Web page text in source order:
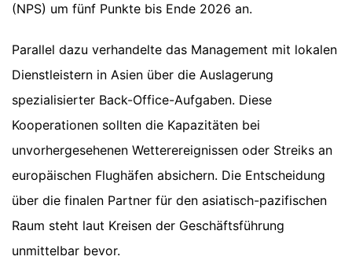
(NPS) um fünf Punkte bis Ende 2026 an.
Parallel dazu verhandelte das Management mit lokalen
Dienstleistern in Asien über die Auslagerung
spezialisierter Back-Office-Aufgaben. Diese
Kooperationen sollten die Kapazitäten bei
unvorhergesehenen Wetterereignissen oder Streiks an
europäischen Flughäfen absichern. Die Entscheidung
über die finalen Partner für den asiatisch-pazifischen
Raum steht laut Kreisen der Geschäftsführung
unmittelbar bevor.